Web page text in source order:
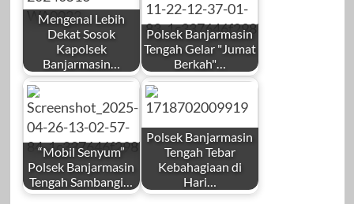
Mengenal Lebih
Dekat Sosok
Kapolsek
Banjarmasin…
Polsek Banjarmasin
Tengah Gelar "Jumat
Berkah"…
“Mobil Senyum”
Polsek Banjarmasin
Tengah Sambangi…
Polsek Banjarmasin
Tengah Tebar
Kebahagiaan di
Hari…